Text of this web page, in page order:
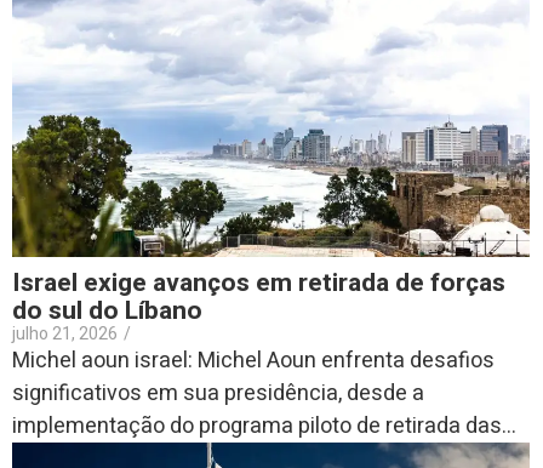
Israel exige avanços em retirada de forças
do sul do Líbano
julho 21, 2026 /
Michel aoun israel: Michel Aoun enfrenta desafios
significativos em sua presidência, desde a
implementação do programa piloto de retirada das...